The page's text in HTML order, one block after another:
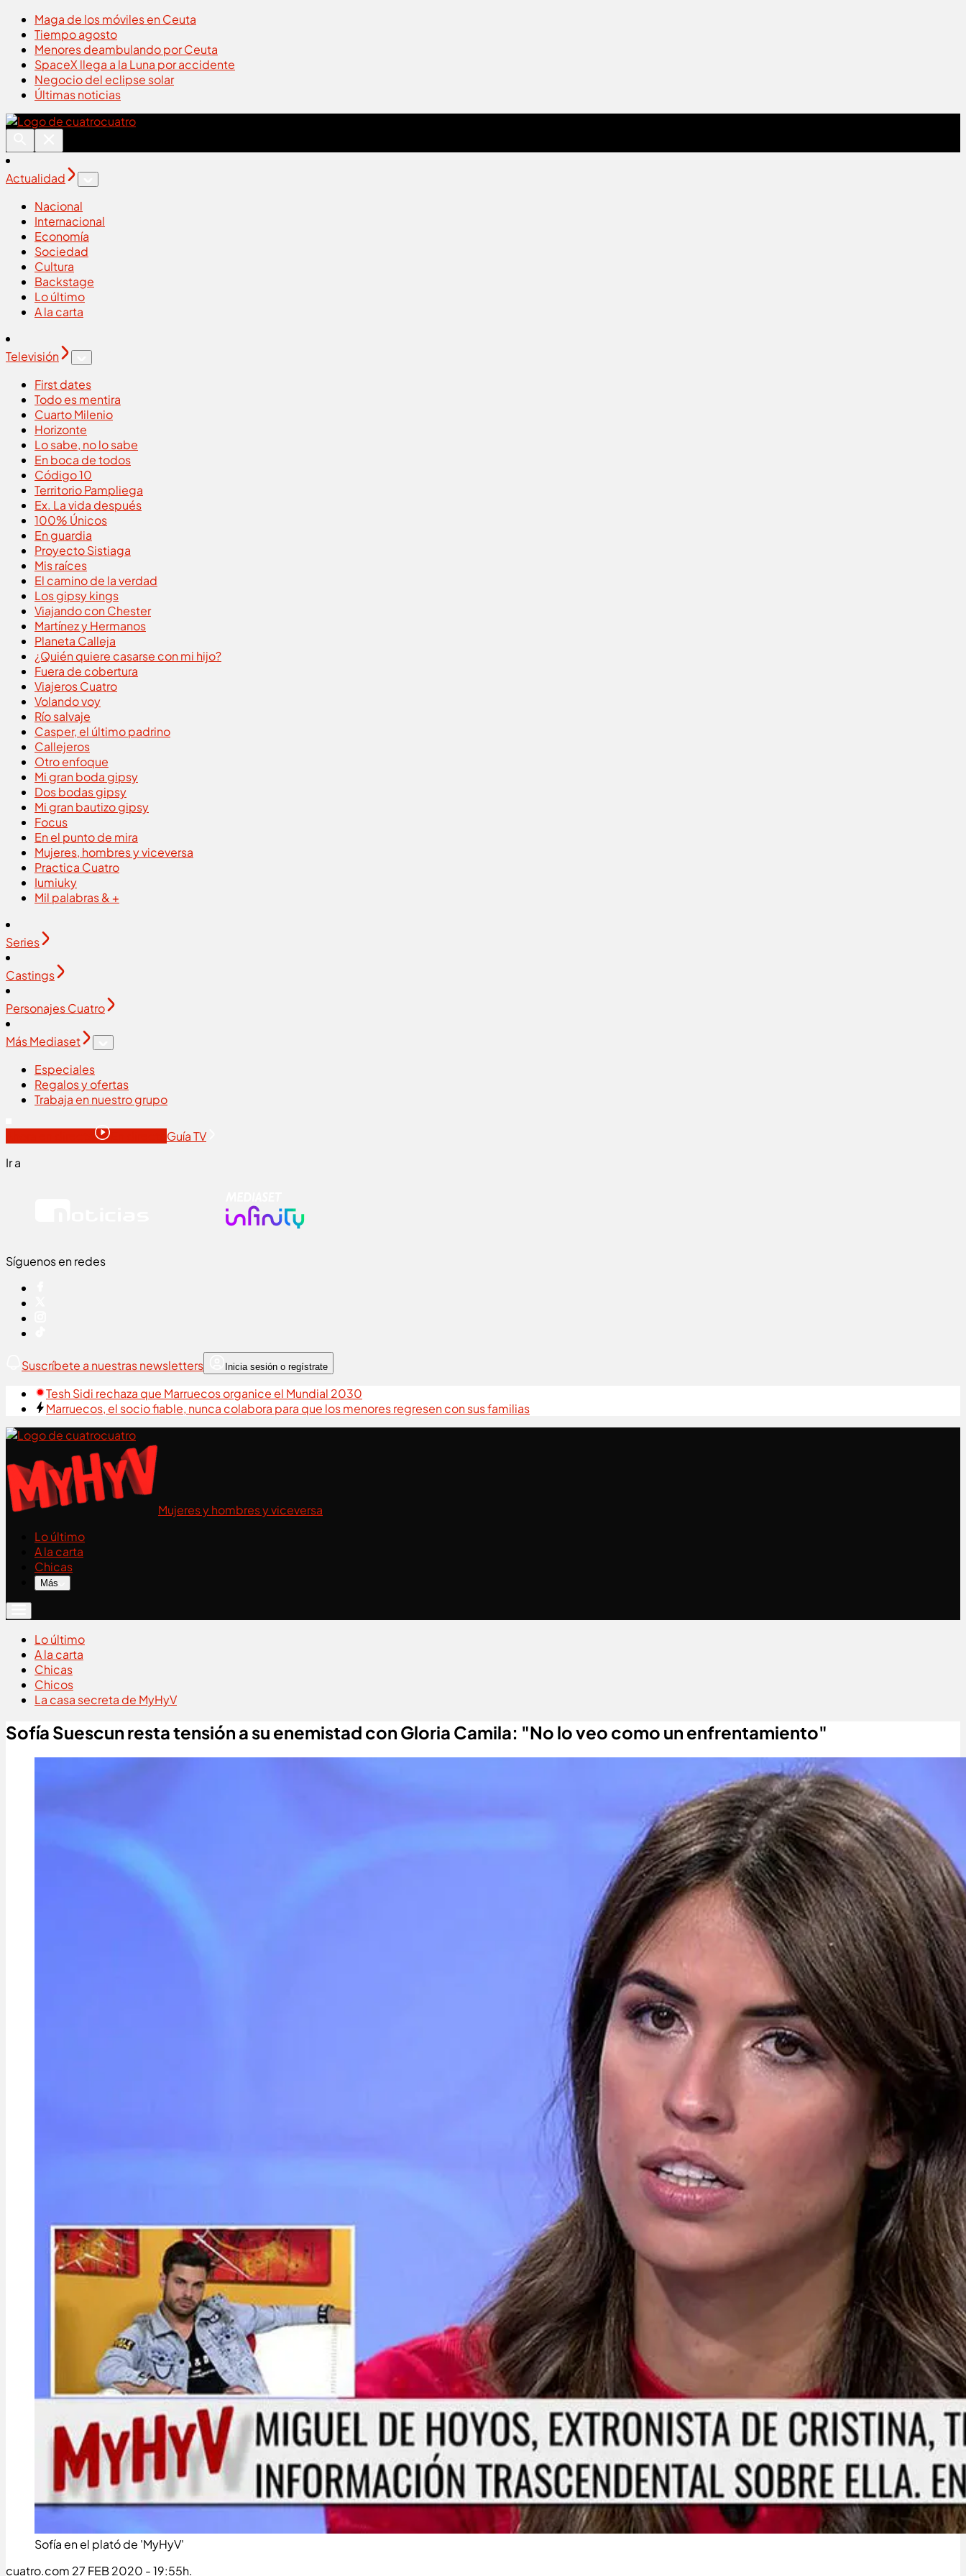
Maga de los móviles en Ceuta
Tiempo agosto
Menores deambulando por Ceuta
SpaceX llega a la Luna por accidente
Negocio del eclipse solar
Últimas noticias
cuatro
Actualidad
Nacional
Internacional
Economía
Sociedad
Cultura
Backstage
Lo último
A la carta
Televisión
First dates
Todo es mentira
Cuarto Milenio
Horizonte
Lo sabe, no lo sabe
En boca de todos
Código 10
Territorio Pampliega
Ex. La vida después
100% Únicos
En guardia
Proyecto Sistiaga
Mis raíces
El camino de la verdad
Los gipsy kings
Viajando con Chester
Martínez y Hermanos
Planeta Calleja
¿Quién quiere casarse con mi hijo?
Fuera de cobertura
Viajeros Cuatro
Volando voy
Río salvaje
Casper, el último padrino
Callejeros
Otro enfoque
Mi gran boda gipsy
Dos bodas gipsy
Mi gran bautizo gipsy
Focus
En el punto de mira
Mujeres, hombres y viceversa
Practica Cuatro
Iumiuky
Mil palabras & +
Series
Castings
Personajes Cuatro
Más Mediaset
Especiales
Regalos y ofertas
Trabaja en nuestro grupo
Guía TV
Ir a
Síguenos en redes
Suscríbete a nuestras newsletters Inicia sesión o regístrate
Tesh Sidi rechaza que Marruecos organice el Mundial 2030
Marruecos, el socio fiable, nunca colabora para que los menores regresen con sus familias
cuatro
Mujeres y hombres y viceversa
Lo último
A la carta
Chicas
Más
Lo último
A la carta
Chicas
Chicos
La casa secreta de MyHyV
Sofía Suescun resta tensión a su enemistad con Gloria Camila: "No lo veo como un enfrentamiento"
Sofía en el plató de 'MyHyV'
cuatro.com 27 FEB 2020 - 19:55h.